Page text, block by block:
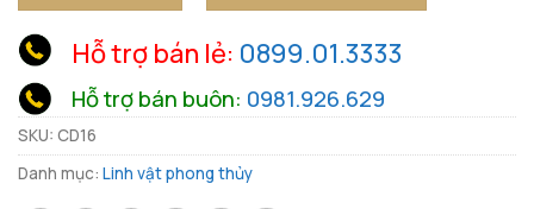
Hỗ trợ bán lẻ: 0899.01.3333
Hỗ trợ bán buôn: 0981.926.629
SKU: CD16
Danh mục: Linh vật phong thủy